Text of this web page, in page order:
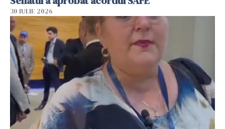
30 IULIE 2026